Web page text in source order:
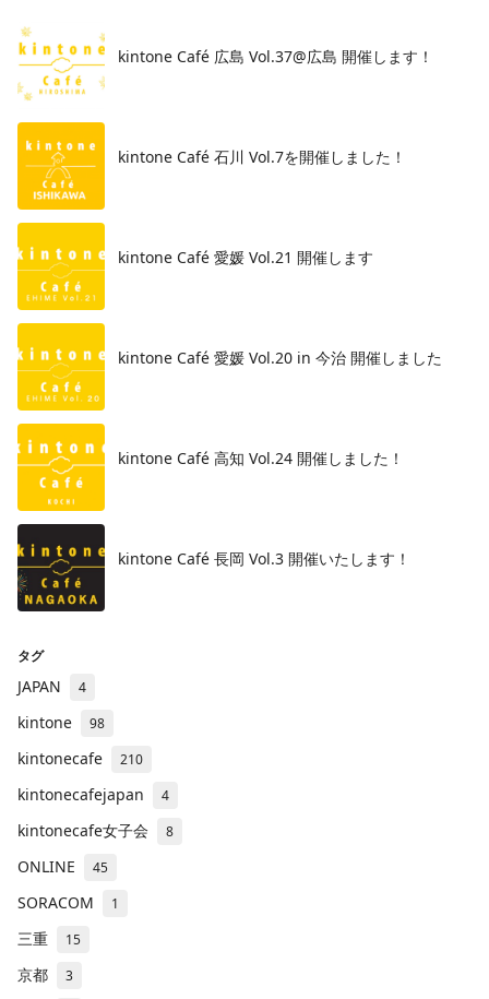
kintone Café 広島 Vol.37@広島 開催します！
​kintone Café 石川 Vol.7を開催しました！
kintone Café 愛媛 Vol.21 開催します
kintone Café 愛媛 Vol.20 in 今治 開催しました
kintone Café 高知 Vol.24 開催しました！
kintone Café 長岡 Vol.3 開催いたします！
タグ
JAPAN 4
kintone 98
kintonecafe 210
kintonecafejapan 4
kintonecafe女子会 8
ONLINE 45
SORACOM 1
三重 15
京都 3